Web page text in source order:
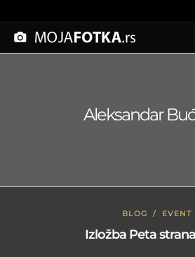
Aleksandar
BLOG / EVENT
Izložba Peta